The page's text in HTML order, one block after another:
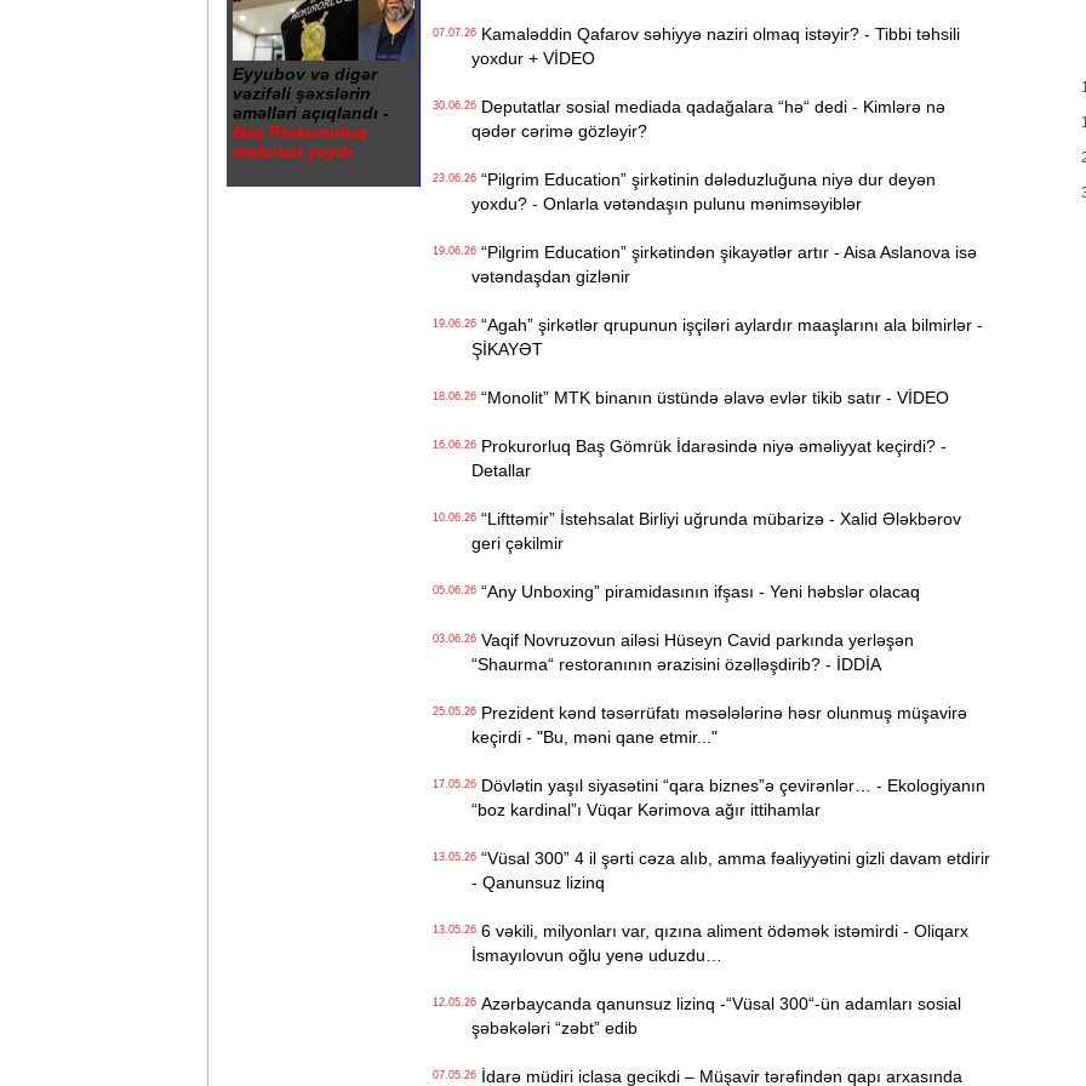
Eyyubov və digər
vəzifəli şəxslərin
əməlləri açıqlandı -
Baş Prokurorluq
məlumat yaydı
07.07.26Kamaləddin Qafarov səhiyyə naziri olmaq istəyir? - Tibbi təhsili
yoxdur + VİDEO
30.06.26Deputatlar sosial mediada qadağalara “hə“ dedi - Kimlərə nə
qədər cərimə gözləyir?
23.06.26“Pilgrim Education” şirkətinin dələduzluğuna niyə dur deyən
yoxdu? - Onlarla vətəndaşın pulunu mənimsəyiblər
19.06.26“Pilgrim Education” şirkətindən şikayətlər artır - Aisa Aslanova isə
vətəndaşdan gizlənir
19.06.26“Agah” şirkətlər qrupunun işçiləri aylardır maaşlarını ala bilmirlər -
ŞİKAYƏT
18.06.26“Monolit” MTK binanın üstündə əlavə evlər tikib satır - VİDEO
16.06.26Prokurorluq Baş Gömrük İdarəsində niyə əməliyyat keçirdi? -
Detallar
10.06.26“Lifttəmir” İstehsalat Birliyi uğrunda mübarizə - Xalid Ələkbərov
geri çəkilmir
05.06.26“Any Unboxing” piramidasının ifşası - Yeni həbslər olacaq
03.06.26Vaqif Novruzovun ailəsi Hüseyn Cavid parkında yerləşən
“Shaurma“ restoranının ərazisini özəlləşdirib? - İDDİA
25.05.26Prezident kənd təsərrüfatı məsələlərinə həsr olunmuş müşavirə
keçirdi - "Bu, məni qane etmir..."
17.05.26Dövlətin yaşıl siyasətini “qara biznes”ə çevirənlər… - Ekologiyanın
“boz kardinal”ı Vüqar Kərimova ağır ittihamlar
13.05.26“Vüsal 300” 4 il şərti cəza alıb, amma fəaliyyətini gizli davam etdirir
- Qanunsuz lizinq
13.05.266 vəkili, milyonları var, qızına aliment ödəmək istəmirdi - Oliqarx
İsmayılovun oğlu yenə uduzdu…
12.05.26Azərbaycanda qanunsuz lizinq -“Vüsal 300“-ün adamları sosial
şəbəkələri “zəbt” edib
07.05.26İdarə müdiri iclasa gecikdi – Müşavir tərəfindən qapı arxasında